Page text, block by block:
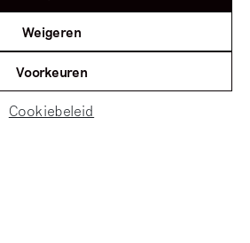
Weigeren
Voorkeuren
Cookiebeleid
– Anouk Kruithof –
oktober 2016 by
AmsterdamFM